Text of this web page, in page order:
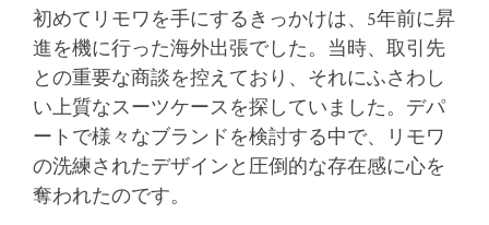
初めてリモワを手にするきっかけは、5年前に昇
進を機に行った海外出張でした。当時、取引先
との重要な商談を控えており、それにふさわし
い上質なスーツケースを探していました。デパ
ートで様々なブランドを検討する中で、リモワ
の洗練されたデザインと圧倒的な存在感に心を
奪われたのです。